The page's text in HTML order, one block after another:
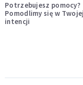
Potrzebujesz pomocy?
Pomodlimy się w Twojej
intencji